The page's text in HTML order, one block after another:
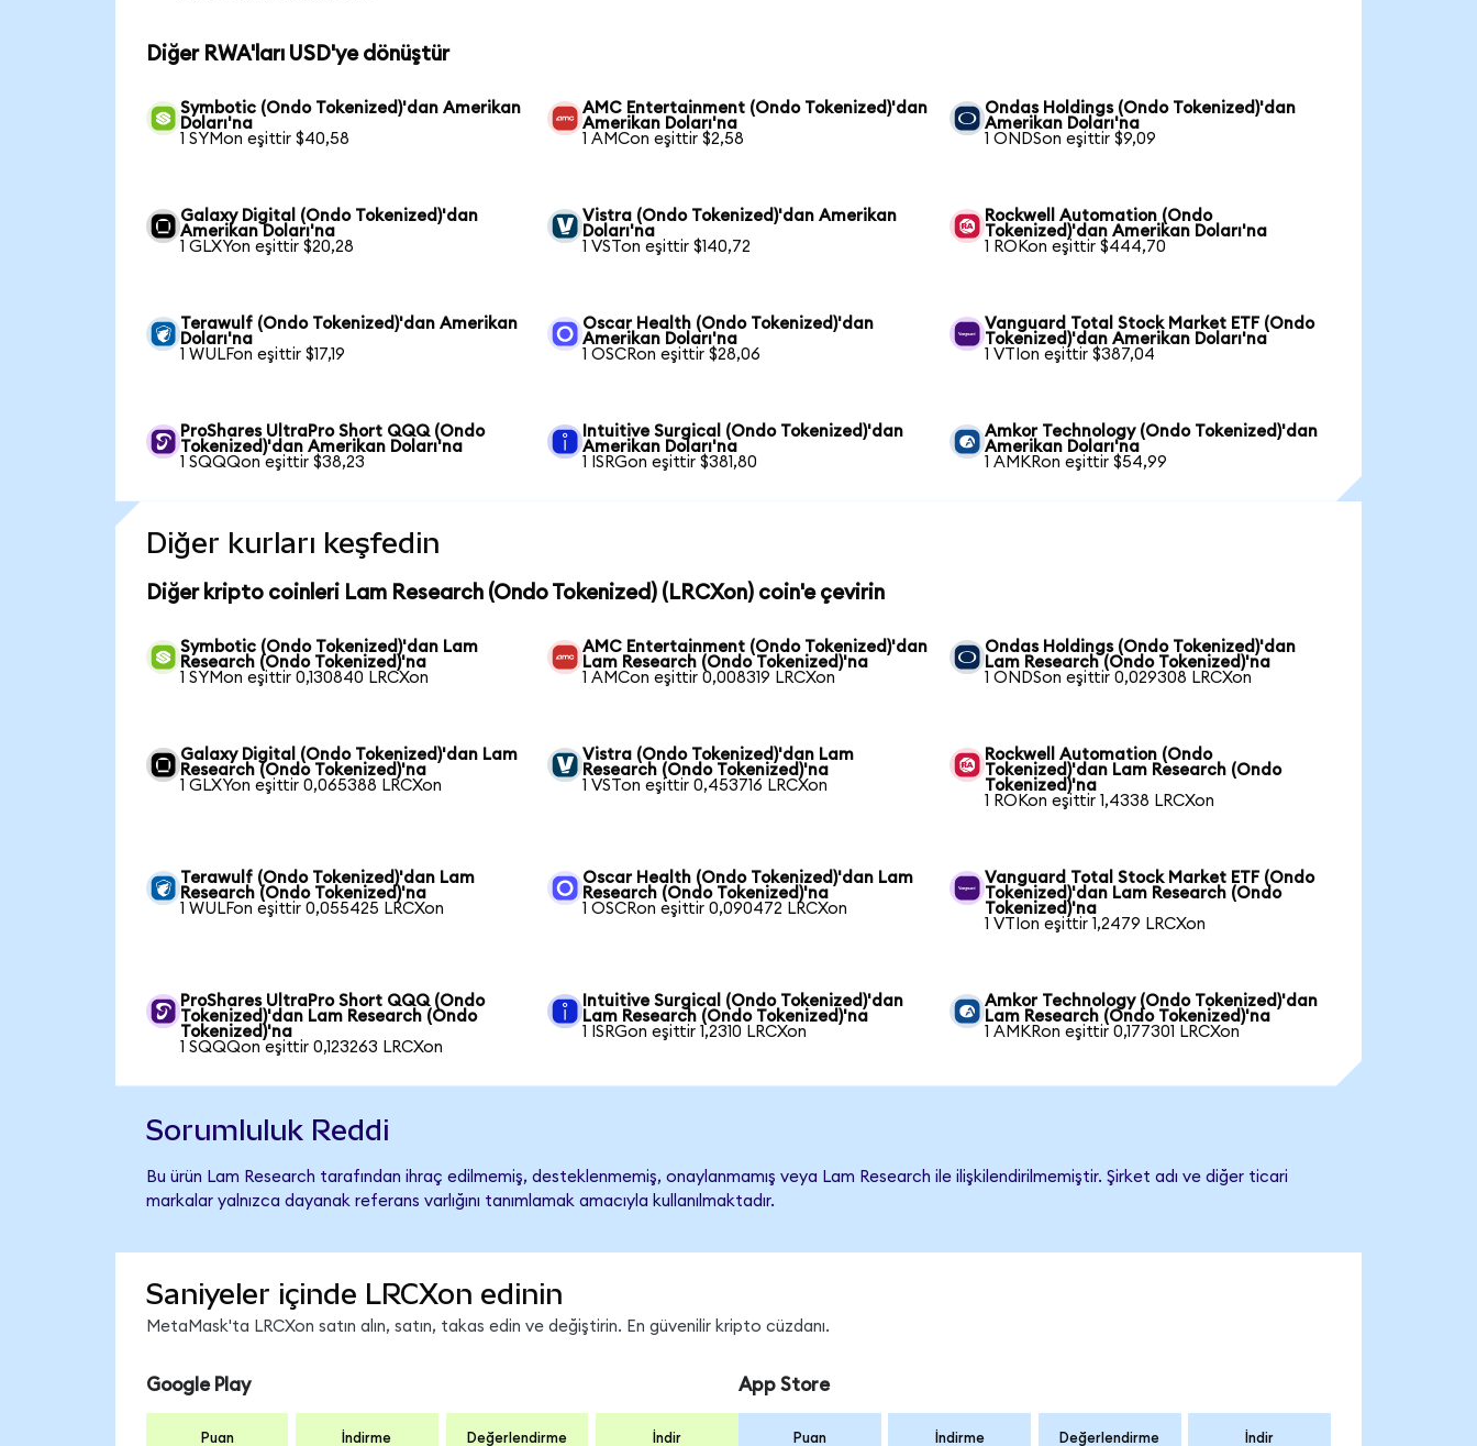
Diğer RWA'ları USD'ye dönüştür
Symbotic (Ondo Tokenized)'dan Amerikan
Doları'na
1 SYMon eşittir $40,58
AMC Entertainment (Ondo Tokenized)'dan
Amerikan Doları'na
1 AMCon eşittir $2,58
Ondas Holdings (Ondo Tokenized)'dan
Amerikan Doları'na
1 ONDSon eşittir $9,09
Galaxy Digital (Ondo Tokenized)'dan
Amerikan Doları'na
1 GLXYon eşittir $20,28
Vistra (Ondo Tokenized)'dan Amerikan
Doları'na
1 VSTon eşittir $140,72
Rockwell Automation (Ondo
Tokenized)'dan Amerikan Doları'na
1 ROKon eşittir $444,70
Terawulf (Ondo Tokenized)'dan Amerikan
Doları'na
1 WULFon eşittir $17,19
Oscar Health (Ondo Tokenized)'dan
Amerikan Doları'na
1 OSCRon eşittir $28,06
Vanguard Total Stock Market ETF (Ondo
Tokenized)'dan Amerikan Doları'na
1 VTIon eşittir $387,04
ProShares UltraPro Short QQQ (Ondo
Tokenized)'dan Amerikan Doları'na
1 SQQQon eşittir $38,23
Intuitive Surgical (Ondo Tokenized)'dan
Amerikan Doları'na
1 ISRGon eşittir $381,80
Amkor Technology (Ondo Tokenized)'dan
Amerikan Doları'na
1 AMKRon eşittir $54,99
Diğer kurları keşfedin
Diğer kripto coinleri Lam Research (Ondo Tokenized) (LRCXon) coin'e çevirin
Symbotic (Ondo Tokenized)'dan Lam
Research (Ondo Tokenized)'na
1 SYMon eşittir 0,130840 LRCXon
AMC Entertainment (Ondo Tokenized)'dan
Lam Research (Ondo Tokenized)'na
1 AMCon eşittir 0,008319 LRCXon
Ondas Holdings (Ondo Tokenized)'dan
Lam Research (Ondo Tokenized)'na
1 ONDSon eşittir 0,029308 LRCXon
Galaxy Digital (Ondo Tokenized)'dan Lam
Research (Ondo Tokenized)'na
1 GLXYon eşittir 0,065388 LRCXon
Vistra (Ondo Tokenized)'dan Lam
Research (Ondo Tokenized)'na
1 VSTon eşittir 0,453716 LRCXon
Rockwell Automation (Ondo
Tokenized)'dan Lam Research (Ondo
Tokenized)'na
1 ROKon eşittir 1,4338 LRCXon
Terawulf (Ondo Tokenized)'dan Lam
Research (Ondo Tokenized)'na
1 WULFon eşittir 0,055425 LRCXon
Oscar Health (Ondo Tokenized)'dan Lam
Research (Ondo Tokenized)'na
1 OSCRon eşittir 0,090472 LRCXon
Vanguard Total Stock Market ETF (Ondo
Tokenized)'dan Lam Research (Ondo
Tokenized)'na
1 VTIon eşittir 1,2479 LRCXon
ProShares UltraPro Short QQQ (Ondo
Tokenized)'dan Lam Research (Ondo
Tokenized)'na
1 SQQQon eşittir 0,123263 LRCXon
Intuitive Surgical (Ondo Tokenized)'dan
Lam Research (Ondo Tokenized)'na
1 ISRGon eşittir 1,2310 LRCXon
Amkor Technology (Ondo Tokenized)'dan
Lam Research (Ondo Tokenized)'na
1 AMKRon eşittir 0,177301 LRCXon
Sorumluluk Reddi
Bu ürün Lam Research tarafından ihraç edilmemiş, desteklenmemiş, onaylanmamış veya Lam Research ile ilişkilendirilmemiştir. Şirket adı ve diğer ticari
markalar yalnızca dayanak referans varlığını tanımlamak amacıyla kullanılmaktadır.
Saniyeler içinde LRCXon edinin
MetaMask'ta LRCXon satın alın, satın, takas edin ve değiştirin. En güvenilir kripto cüzdanı.
Google Play
Puan İndirme Değerlendirme İndir
App Store
Puan İndirme Değerlendirme İndir